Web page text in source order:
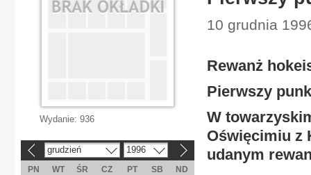
10 grudnia
Rewanż
Pierwszy
W
Oświęcimiu z
udanym
Wydanie: 936
grudzień 1996
PN WT ŚR CZ PT SB
ND